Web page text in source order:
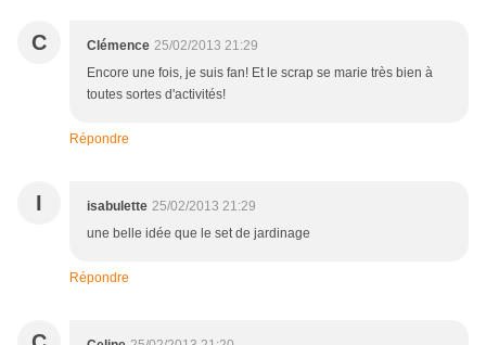
C Clémence 25/02/2013 21:29
Encore une fois, je suis fan! Et le scrap se marie très bien à
toutes sortes d'activités!
Répondre
I isabulette 25/02/2013 21:29
une belle idée que le set de jardinage
Répondre